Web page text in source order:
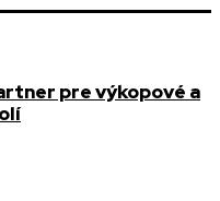
pre výkopové a